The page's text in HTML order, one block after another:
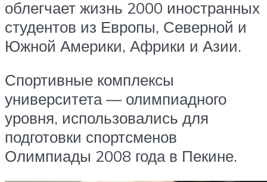
облегчает жизнь 2000 иностранных
студентов из Европы, Северной и
Южной Америки, Африки и Азии.
Спортивные комплексы
университета — олимпиадного
уровня, использовались для
подготовки спортсменов
Олимпиады 2008 года в Пекине.